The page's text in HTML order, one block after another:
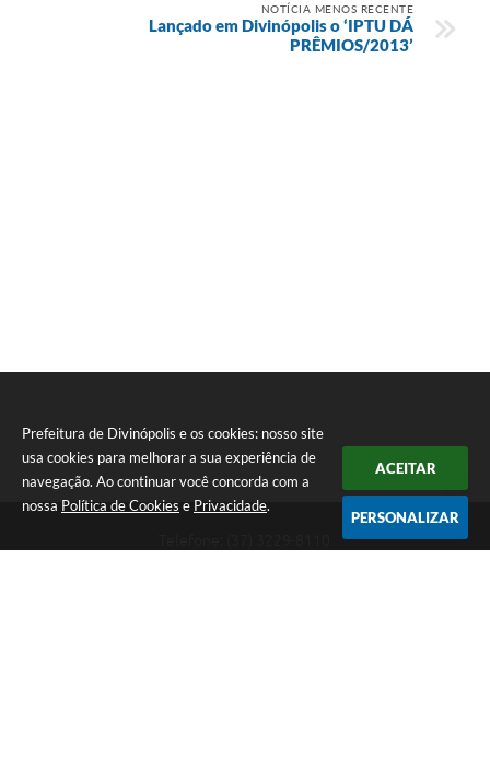
Prefeitura de Divinópolis e os cookies: nosso site
usa cookies para melhorar a sua experiência de
navegação. Ao continuar você concorda com a
nossa Política de Cookies e Privacidade.
ACEITAR
PERSONALIZAR
NOTÍCIA MENOS RECENTE
Lançado em Divinópolis o ‘IPTU DÁ
PRÊMIOS/2013’